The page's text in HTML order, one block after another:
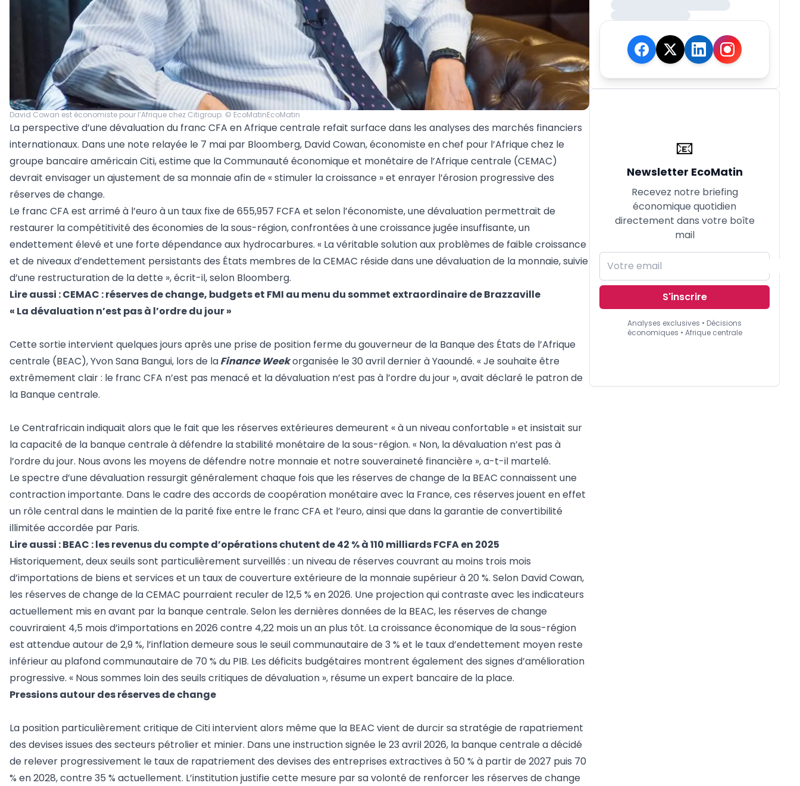
David Cowan est économiste pour l’Afrique chez Citigroup. © EcoMatinEcoMatin
La perspective d’une dévaluation du franc CFA en Afrique centrale refait surface dans les analyses des marchés financiers
internationaux. Dans une note relayée le 7 mai par Bloomberg, David Cowan, économiste en chef pour l’Afrique chez le
groupe bancaire américain Citi, estime que la Communauté économique et monétaire de l’Afrique centrale (CEMAC)
devrait envisager un ajustement de sa monnaie afin de « stimuler la croissance » et enrayer l’érosion progressive des
réserves de change.
Le franc CFA est arrimé à l’euro à un taux fixe de 655,957 FCFA et selon l’économiste, une dévaluation permettrait de
restaurer la compétitivité des économies de la sous-région, confrontées à une croissance jugée insuffisante, un
endettement élevé et une forte dépendance aux hydrocarbures. « La véritable solution aux problèmes de faible croissance
et de niveaux d’endettement persistants des États membres de la CEMAC réside dans une dévaluation de la monnaie, suivie
d’une restructuration de la dette », écrit-il, selon Bloomberg.
Lire aussi :CEMAC : réserves de change, budgets et FMI au menu du sommet extraordinaire de Brazzaville
« La dévaluation n’est pas à l’ordre du jour »
Cette sortie intervient quelques jours après une prise de position ferme du gouverneur de la Banque des États de l’Afrique
centrale (BEAC), Yvon Sana Bangui, lors de laFinance Weekorganisée le 30 avril dernier à Yaoundé. « Je souhaite être
extrêmement clair : le franc CFA n’est pas menacé et la dévaluation n’est pas à l’ordre du jour », avait déclaré le patron de
la Banque centrale.
Le Centrafricain indiquait alors que le fait que les réserves extérieures demeurent « à un niveau confortable » et insistait sur
la capacité de la banque centrale à défendre la stabilité monétaire de la sous-région. « Non, la dévaluation n’est pas à
l’ordre du jour. Nous avons les moyens de défendre notre monnaie et notre souveraineté financière », a-t-il martelé.
Le spectre d’une dévaluation ressurgit généralement chaque fois que les réserves de change de la BEAC connaissent une
contraction importante. Dans le cadre des accords de coopération monétaire avec la France, ces réserves jouent en effet
un rôle central dans le maintien de la parité fixe entre le franc CFA et l’euro, ainsi que dans la garantie de convertibilité
illimitée accordée par Paris.
Lire aussi :BEAC : les revenus du compte d’opérations chutent de 42 % à 110 milliards FCFA en 2025
Historiquement, deux seuils sont particulièrement surveillés : un niveau de réserves couvrant au moins trois mois
d’importations de biens et services et un taux de couverture extérieure de la monnaie supérieur à 20 %. Selon David Cowan,
les réserves de change de la CEMAC pourraient reculer de 12,5 % en 2026. Une projection qui contraste avec les indicateurs
actuellement mis en avant par la banque centrale. Selon les dernières données de la BEAC, les réserves de change
couvriraient 4,5 mois d’importations en 2026 contre 4,22 mois un an plus tôt. La croissance économique de la sous-région
est attendue autour de 2,9 %, l’inflation demeure sous le seuil communautaire de 3 % et le taux d’endettement moyen reste
inférieur au plafond communautaire de 70 % du PIB. Les déficits budgétaires montrent également des signes d’amélioration
progressive. « Nous sommes loin des seuils critiques de dévaluation », résume un expert bancaire de la place.
Pressions autour des réserves de change
La position particulièrement critique de Citi intervient alors même que la BEAC vient de durcir sa stratégie de rapatriement
des devises issues des secteurs pétrolier et minier. Dans une instruction signée le 23 avril 2026, la banque centrale a décidé
de relever progressivement le taux de rapatriement des devises des entreprises extractives à 50 % à partir de 2027 puis 70
% en 2028, contre 35 % actuellement. L’institution justifie cette mesure par sa volonté de renforcer les réserves de change
📧
Newsletter EcoMatin
Recevez notre briefing
économique quotidien
directement dans votre boîte
mail
S'inscrire
Analyses exclusives • Décisions
économiques • Afrique centrale